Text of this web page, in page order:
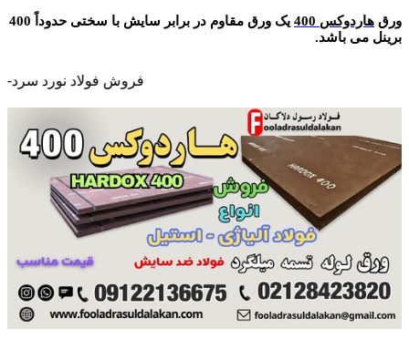
ورق هاردوکس 400
یک ورق مقاوم در برابر سایش با سختی حدوداً 400
برینل می باشد.
فروش فولاد نورد سرد-فروش فولاد